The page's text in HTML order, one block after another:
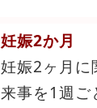
妊娠2か月
妊娠2ヶ月に
来事を1週ご